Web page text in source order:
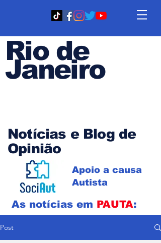
Rio de
Janeiro
Notícias e Blog de
Opinião
Apoio a causa
Autista
As notícias em PAUTA:
Post